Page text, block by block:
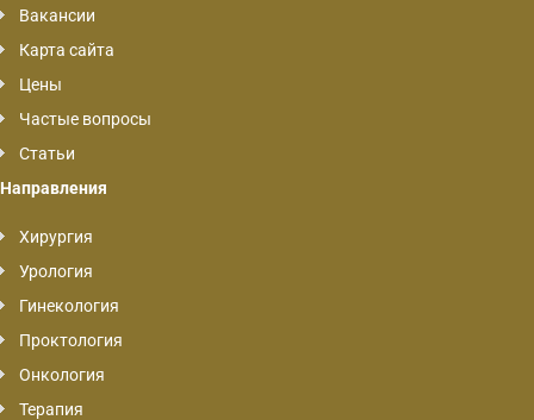
Вакансии
Карта сайта
Цены
Частые вопросы
Статьи
Направления
Хирургия
Урология
Гинекология
Проктология
Онкология
Терапия